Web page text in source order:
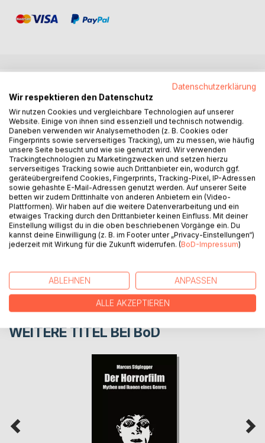
aufbruch -
Internationale Glaskunstausstellung, Zwiesel 2024
Begleitband zur Ausstellung
Schriftenreihe des Waldmuseums Zwiesel 2025, Band 1
AUTOR/IN
PRESSESTIMMEN
WEITERE TITEL BEIBoD
Datenschutzerklärung
Wir respektieren den Datenschutz
Wir nutzen Cookies und vergleichbare Technologien auf unserer
Website. Einige von ihnen sind essenziell und technisch notwendig.
Daneben verwenden wir Analysemethoden (z. B. Cookies oder
Fingerprints sowie serverseitiges Tracking), um zu messen, wie häufig
unsere Seite besucht und wie sie genutzt wird. Wir verwenden
Trackingtechnologien zu Marketingzwecken und setzen hierzu
serverseitiges Tracking sowie auch Drittanbieter ein, wodurch ggf.
geräteübergreifend Cookies, Fingerprints, Tracking-Pixel, IP-Adressen
sowie gehashte E-Mail-Adressen genutzt werden. Auf unserer Seite
betten wir zudem Drittinhalte von anderen Anbietern ein (Video-
Plattformen). Wir haben auf die weitere Datenverarbeitung und ein
etwaiges Tracking durch den Drittanbieter keinen Einfluss. Mit deiner
Einstellung willigst du in die oben beschriebenen Vorgänge ein. Du
kannst deine Einwilligung (z. B. im Footer unter „Privacy-Einstellungen“)
jederzeit mit Wirkung für die Zukunft widerrufen. (BoD-Impressum)
ABLEHNEN ANPASSEN
ALLE AKZEPTIEREN